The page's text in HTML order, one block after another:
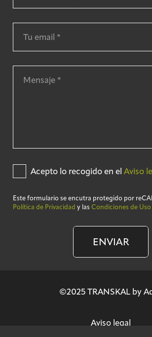
Acepto lo recogido en el Aviso
Este formulario se encutra protegido por
Política de Privacidad y las Condiciones de Uso
ENVIAR
©2025 TRANSKAL by
Aviso legal